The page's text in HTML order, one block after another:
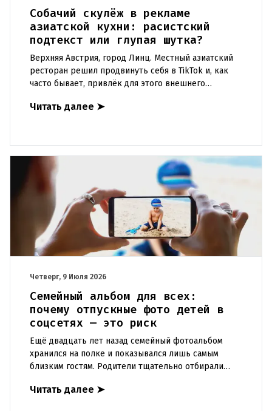
Собачий скулёж в рекламе
азиатской кухни: расистский
подтекст или глупая шутка?
Верхняя Австрия, город Линц. Местный азиатский
ресторан решил продвинуть себя в TikTok и, как
часто бывает, привлёк для этого внешнего
совсем не в ту ст
Читать далее ➤
Четверг, 9 Июля 2026
Семейный альбом для всех:
почему отпускные фото детей в
соцсетях — это риск
Ещё двадцать лет назад семейный фотоальбом
хранился на полке и показывался лишь самым
близким гостям. Родители тщательно отбирали
видное место, но редко от
Читать далее ➤